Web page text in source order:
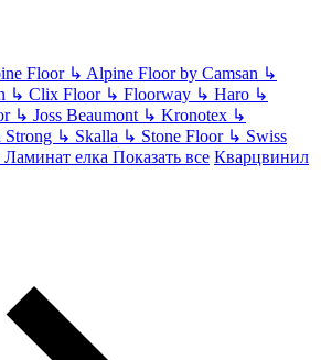
Floor ↳ Alpine Floor by Camsan ↳
↳ Clix Floor ↳ Floorway ↳ Haro ↳
↳ Joss Beaumont ↳ Kronotex ↳
Strong ↳ Skalla ↳ Stone Floor ↳ Swiss
Ламинат елка Показать все Кварцвинил